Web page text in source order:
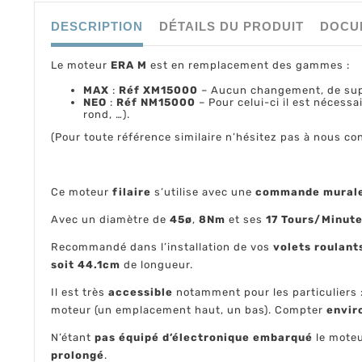
DESCRIPTION DÉTAILS DU PRODUIT
Le moteur ERA M est en remplacement des gammes :
MAX : Réf XM15000 – Aucun changement, de
NEO : Réf NM15000 – Pour celui-ci il est
rond, …).
(Pour toute référence similaire n’hésitez pas à nous
Ce moteur filaire s’utilise avec une commande
Avec un diamètre de 45ø, 8Nm et ses 17 Tours/
Recommandé dans l’installation de vos volets
soit 44.1cm de longueur.
Il est très accessible notamment pour les particuliers
moteur (un emplacement haut, un bas). Compter
N’étant pas équipé d’électronique embarqué le
prolongé.